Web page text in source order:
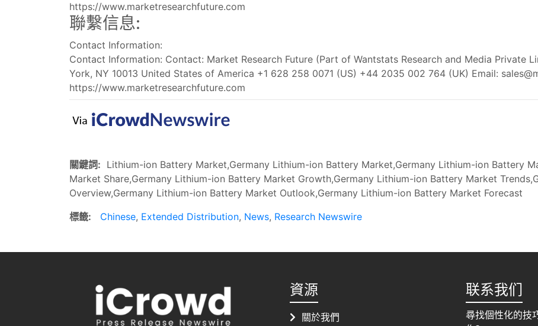
https://www.marketresearchfuture.com
聯繫信息:
Contact Information:
Contact Information: Contact: Market Research Future (Part of Wantstats Research and Media Private
York, NY 10013 United States of America +1 628 258 0071 (US) +44 2035 002 764 (UK) Email:
https://www.marketresearchfuture.com
關鍵詞: Lithium-ion Battery Market,Germany Lithium-ion Battery Market,Germany Lithium-ion Battery
Market Share,Germany Lithium-ion Battery Market Growth,Germany Lithium-ion Battery Market
Overview,Germany Lithium-ion Battery Market Outlook,Germany Lithium-ion Battery Market Forecast
標籤:
Chinese, Extended Distribution, News, Research Newswire
資源
關於我們
联系我们
尋找個性化的技